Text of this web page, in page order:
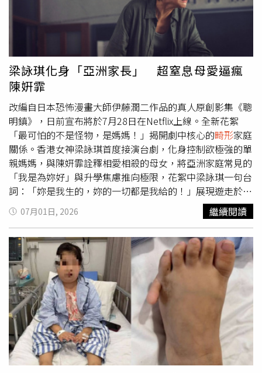
罕見，若將健康的肺比喻為海綿，肺泡就是進行氣體交換的
孔隙；然而該病會導致患兒的肺泡內充滿黏稠的蛋白質與脂
質，就像海綿孔隙被「泥漿」完全堵死，導致嚴重的氣體交
換障礙。患者會因此出現胸悶、乾咳及呼吸困難，若不即時
採取全肺灌洗治療，恐導致持續性低血氧、呼吸衰竭，甚至
在晚期惡化為肺纖維化危及生命。由於兒童全肺灌洗手術難
度極高，必須在清洗一側肺部的同時，確保另一側肺部能正
常呼吸通氣，不能有半點「嗆水」的閃失。在醫療團隊經過
多次模擬演練後，成功將具備安全氣囊的導管精準置入雙側
主支氣管，完美實施「乾濕分離」。團隊以溫熱的生理鹽水
注入肺部並配合高頻震盪，將沉積物震鬆後吸出；歷時2
次、共8小時的手術，分別從左、右肺各洗出約1.6公升的混
濁奶狀液，直到液體完全清澈。醫師特別提醒，肺泡蛋白質
沉積症在小兒醫學上相當罕見，早期症狀多半不典型，通常
只表現為活動後易喘、慢性乾咳或過度乏力，常被誤認為是
一般肺炎或氣喘。家長若發現孩子長時間咳嗽、呼吸急促、
活動耐受力下降，且病情有進行性加重的趨勢，甚至出現胸
廓畸形、手指端變粗（杵狀指）等異常徵兆，應提高警覺儘
速至兒童呼吸專科就診，以免延誤黃金治療期。
梁詠琪化身「亞洲家長」 超窒息母愛逼瘋
陳姸霏
改編自日本恐怖漫畫大師伊藤潤二作品的真人原創影集《聰
明鎮》，日前宣布將於7月28日在Netflix上線。全新花絮
「最可怕的不是怪物，是媽媽！」揭開劇中核心的畸形家庭
關係。香港女神梁詠琪首度接演台劇，化身控制欲極強的單
親媽媽，與陳姸霏詮釋相愛相殺的母女，將亞洲家庭常見的
「我是為妳好」與升學焦慮推向極限，花絮中梁詠琪一句台
詞：「妳是我生的，妳的一切都是我給的！」展現遊走於瘋
狂邊緣的窒息式母愛。最新花絮中，畫面開場便營造令人膽
戰心驚的壓迫感。梁詠琪神情緊繃、手持剪刀護著女兒與丈
夫對峙，隨後對女兒痛喊：「媽媽只剩下妳了，妳永遠永遠
不可以離開媽媽！」將扭曲的母女關係展露無遺。她更將自
身對失敗的恐懼強加在孩子身上，情緒勒索狠抓陳姸霏說：
「媽媽沒有成就，妳不能夠像我一樣沒出息，妳是媽媽唯一
的希望。」陳姸霏也給出爆發力十足的演技，對著母親崩潰
狂吼，兩人將這段互相依賴又彼此傷害的母女拉扯，演繹得
淋漓盡致。陳姸霏得知要與梁詠琪對戲有些緊張。（圖／奇
蹟映畫所提供）戲裡相愛相殺，戲外兩位演員則對角色有著
深刻同情，談及這次飾演的單親媽媽「何麗芬」，梁詠琪形
容：「她很明顯對女兒的愛是大過於生命的一切，比自己的
07月01日, 2026 繼續閱讀